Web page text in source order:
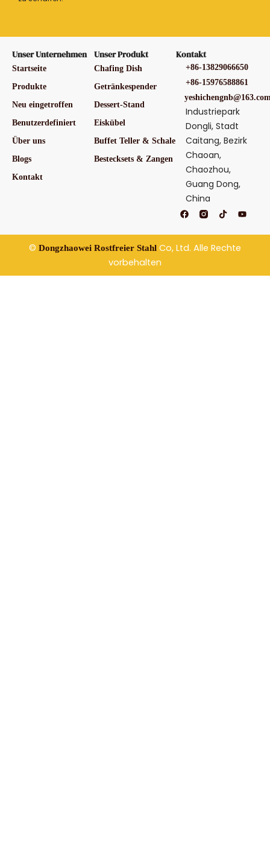
Unser Unternehmen
Startseite
Produkte
Neu eingetroffen
Benutzerdefiniert
Über uns
Blogs
Kontakt
Unser Produkt
Chafing Dish
Getränkespender
Dessert-Stand
Eiskübel
Buffet Teller & Schale
Bestecksets & Zangen
Kontakt
+86-13829066650
+86-15976588861
Industriepark
Dongli, Stadt
Caitang, Bezirk
Chaoan,
Chaozhou,
Guang Dong,
China
F
a
e
b
o
T
i
t
k
Y
o
t
© Dongzhaowei Rostfreier Stahl Co, Ltd. Alle Rechte
vorbehalten